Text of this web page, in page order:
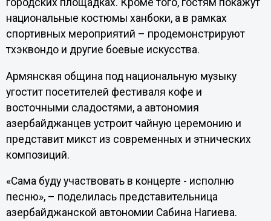
национальные костюмы ханбоки, а в рамках
спортивных мероприятий – продемонстрируют
тхэквондо и другие боевые искусства.
Армянская община под национальную музыку
угостит посетителей фестиваля кофе и
восточными сладостями, а автономия
азербайджанцев устроит чайную церемонию и
представит микст из современных и этнических
композиций.
«Сама буду участвовать в концерте - исполню
песню», – поделилась представительница
азербайджанской автономии Сабина Нагиева.